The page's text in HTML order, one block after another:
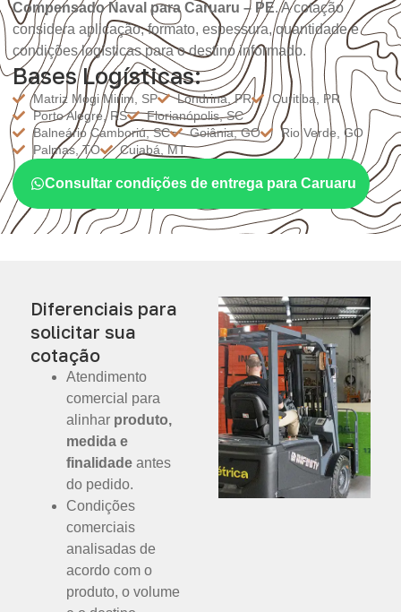
Compensado Naval para Caruaru – PE. A cotação
considera aplicação, formato, espessura, quantidade e
condições logísticas para o destino informado.
Bases Logísticas:
Matriz Mogi Mirim, SP Londrina, PR
Curitiba, PR
Porto Alegre, RS
Florianópolis, SC
Balneário Camboriú, SC
Goiânia, GO
Rio Verde, GO
Palmas, TO
Cuiabá, MT
Consultar condições de entrega para Caruaru
Diferenciais para
solicitar sua
cotação
Atendimento
comercial para
alinhar produto,
medida e
finalidade antes
do pedido.
Condições
comerciais
analisadas de
acordo com o
produto, o volume